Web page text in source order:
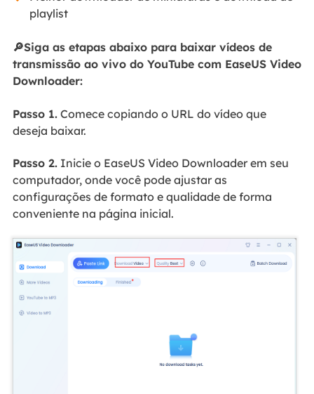
playlist
🔎Siga as etapas abaixo para baixar vídeos de
transmissão ao vivo do YouTube com EaseUS Video
Downloader:
Passo 1.Comece copiando o URL do vídeo que
deseja baixar.
Passo 2.Inicie o EaseUS Video Downloader em seu
computador, onde você pode ajustar as
configurações de formato e qualidade de forma
conveniente na página inicial.